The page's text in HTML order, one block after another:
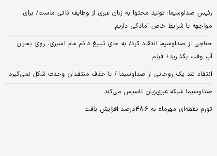
رئیس صداوسیما: تولید محتوا به زبان عبری از وظایف ذاتی ماست/ برای
مواجهه با شرایط خاص آمادگی داریم
حناچی از صداوسیما انتقاد کرد/ به جای تبلیغ دائم مام اسپری، روی بحران
آب وقت بگذارید+ فیلم
انتقاد تند یک روحانی از صداوسیما / با حذف منتقدان وحدت شکل نمی‌گیرد
صداوسیما شبکه عبری‌زبان تاسیس می‌کند
تورم نقطه‌ای مهرماه به ۴۸.۶درصد افزایش یافت